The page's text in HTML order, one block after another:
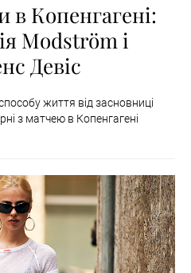
Копенгагені:
Modström і
Девіс
життя від засновниці
з матчею в Копенгагені